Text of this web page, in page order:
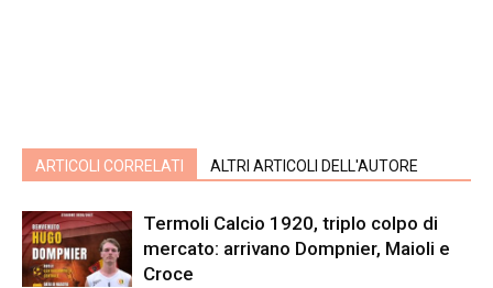
ARTICOLI CORRELATI ALTRI ARTICOLI DELL'AUTORE
Termoli Calcio 1920, triplo colpo di
mercato: arrivano Dompnier, Maioli e
Croce